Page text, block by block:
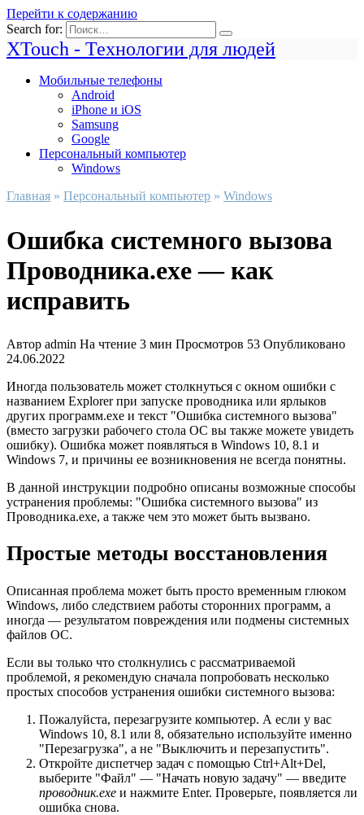
Перейти к содержанию
Search for:
XTouch - Технологии для людей
Мобильные телефоны
Android
iPhone и iOS
Samsung
Google
Персональный компьютер
Windows
Главная » Персональный компьютер » Windows
Ошибка системного вызова
Проводника.exe — как
исправить
Автор admin На чтение 3 мин Просмотров 53 Опубликовано
24.06.2022
Иногда пользователь может столкнуться с окном ошибки с
названием Explorer при запуске проводника или ярлыков
других программ.exe и текст "Ошибка системного вызова"
(вместо загрузки рабочего стола ОС вы также можете увидеть
ошибку). Ошибка может появляться в Windows 10, 8.1 и
Windows 7, и причины ее возникновения не всегда понятны.
В данной инструкции подробно описаны возможные способы
устранения проблемы: "Ошибка системного вызова" из
Проводника.exe, а также чем это может быть вызвано.
Простые методы восстановления
Описанная проблема может быть просто временным глюком
Windows, либо следствием работы сторонних программ, а
иногда — результатом повреждения или подмены системных
файлов ОС.
Если вы только что столкнулись с рассматриваемой
проблемой, я рекомендую сначала попробовать несколько
простых способов устранения ошибки системного вызова:
Пожалуйста, перезагрузите компьютер. А если у вас
Windows 10, 8.1 или 8, обязательно используйте именно
"Перезагрузка", а не "Выключить и перезапустить".
Откройте диспетчер задач с помощью Ctrl+Alt+Del,
выберите "Файл" — "Начать новую задачу" — введите
проводник.exe и нажмите Enter. Проверьте, появляется ли
ошибка снова.